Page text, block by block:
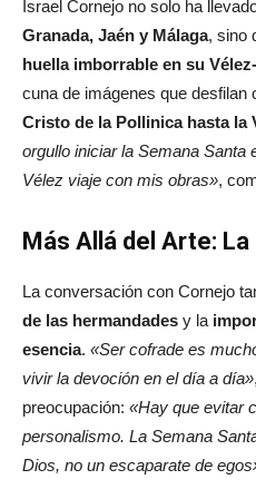
Israel Cornejo no solo ha
Granada, Jaén y Málaga, sino
huella imborrable en su
cuna de imágenes que desfilan
Cristo de la Pollinica hasta la
orgullo iniciar la Semana Santa
Vélez viaje con mis obras»,
Más Allá del Arte:
La conversación con Cornejo
de las hermandades y la
esencia. «Ser cofrade es
vivir la devoción en el día a día»
preocupación: «Hay que evitar
personalismo. La Semana
Dios, no un escaparate de